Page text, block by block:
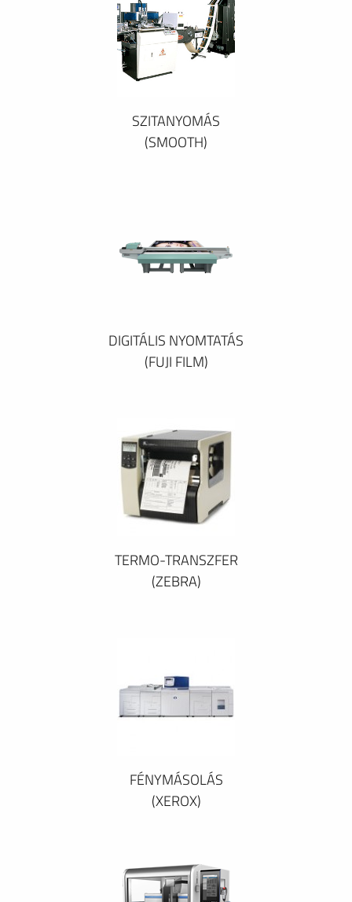
SZITANYOMÁS
(SMOOTH)
DIGITÁLIS NYOMTATÁS
(FUJI FILM)
TERMO-TRANSZFER
(ZEBRA)
FÉNYMÁSOLÁS
(XEROX)